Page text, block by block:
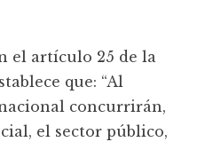
el artículo 25 de la
que: “Al
concurrirán,
el sector público,